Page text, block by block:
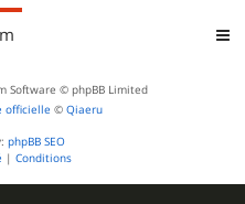
Software © phpBB Limited
officielle © Qiaeru
phpBB SEO
| Conditions